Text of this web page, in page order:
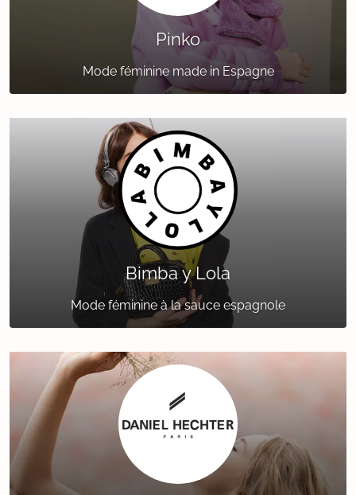
Pinko
Mode féminine made in Espagne
Bimba y Lola
Mode féminine à la sauce espagnole